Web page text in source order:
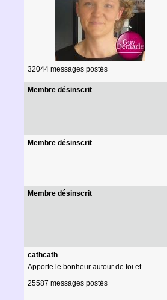
32044 messages postés
Membre désinscrit
Membre désinscrit
Membre désinscrit
cathcath
Apporte le bonheur autour de toi et
25587 messages postés